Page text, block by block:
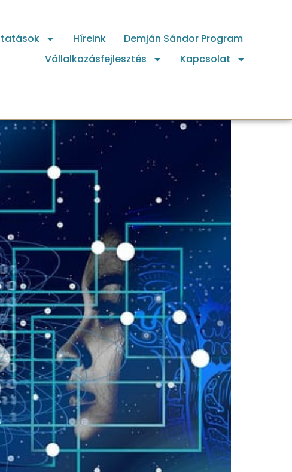
Híreink
Demján Sándor Program
Vállalkozásfejlesztés
Kapcsolat